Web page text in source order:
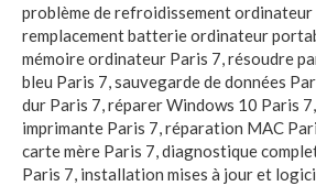
problème de refroidissement ordinateur
remplacement batterie ordinateur
mémoire ordinateur Paris 7,résoudre
bleu Paris 7,sauvegarde de données
dur Paris 7,réparer Windows 10 Paris 7,
imprimante Paris 7,réparation MAC
carte mère Paris 7,diagnostique
Paris 7, installation mises à jour et